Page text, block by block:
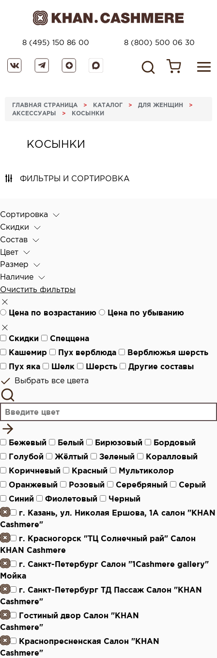
8 (495) 150 86 00 8 (800) 500 06 30
ГЛАВНАЯ СТРАНИЦА > КАТАЛОГ > ДЛЯ ЖЕНЩИН >
АКСЕССУАРЫ > КОСЫНКИ
КОСЫНКИ
ФИЛЬТРЫ И СОРТИРОВКА
Сортировка
Скидки
Состав
Цвет
Размер
Наличие
Очистить фильтры
Цена по возрастанию Цена по убыванию
Скидки
Спеццена
Кашемир
Пух верблюда
Верблюжья шерсть
Пух яка
Шелк Шерсть
Другие составы
Выбрать все цвета
Бежевый Белый Бирюзовый
Бордовый
Голубой
Жёлтый Зеленый
Коралловый
Коричневый
Красный
Мультиколор
Оранжевый
Розовый Серебряный
Серый
Синий
Фиолетовый
Черный
г. Казань, ул. Николая Ершова, 1А салон "KHAN
Cashmere"
г. Красногорск "ТЦ Солнечный рай" Салон
KHAN Cashmere
г. Санкт-Петербург Салон "1Cashmere gallery"
Мойка
г. Санкт-Петербург ТД Пассаж Салон "KHAN
Cashmere"
Гостиный двор Салон "KHAN
Cashmere"
Краснопресненская Салон "KHAN
Cashmere"